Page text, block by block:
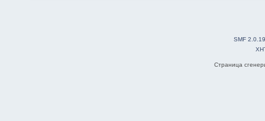
SMF 2.0.19
Страница